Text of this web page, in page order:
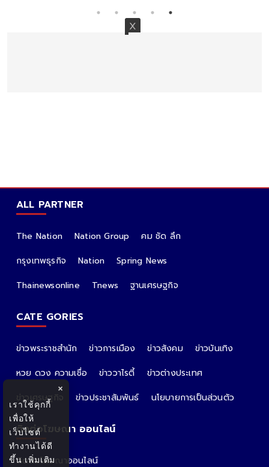
ALL PARTNER
The Nation Nation Group
คม ชัด ลึก
กรุงเทพธุรกิจ
Nation
Spring News
Thainewsonline
Tnews ฐานเศรษฐกิจ
CATE GORIES
ข่าวพระราชสำนัก ข่าวการเมือง ข่าวสังคม
ข่าวบันเทิง
หวย ดวง ความเชื่อ
ข่าววาไรตี้
ข่าวต่างประเทศ
ข่าวเศรษฐกิจ
ข่าวประชาสัมพันธ์ นโยบายการเป็นส่วนตัว
ติดต่อโฆษณา ออนไลน์
ติดต่อโฆษณาออนไลน์
×
เราใช้คุกกี้
เพื่อให้
เว็บไซต์
ทำงานได้ดี
ขึ้นเพิ่มเติม